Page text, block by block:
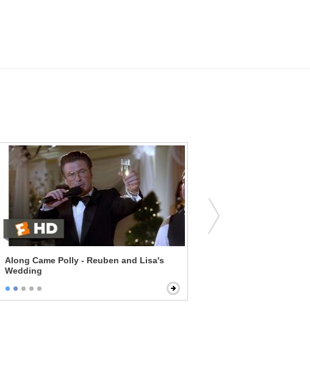
Along Came Polly - Reuben and Lisa's
Wedding